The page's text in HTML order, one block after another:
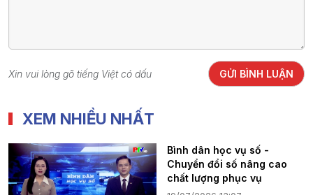
Xin vui lòng gõ tiếng Việt có dấu GỬI BÌNH LUẬN
XEM NHIỀU NHẤT
Bình dân học vụ số -
Chuyển đổi số nâng cao
chất lượng phục vụ